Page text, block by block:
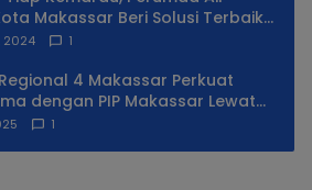
Makassar Beri Solusi Terbaik
Utara Kota
2024 1
4 Makassar Perkuat
dengan PIP Makassar Lewat
1